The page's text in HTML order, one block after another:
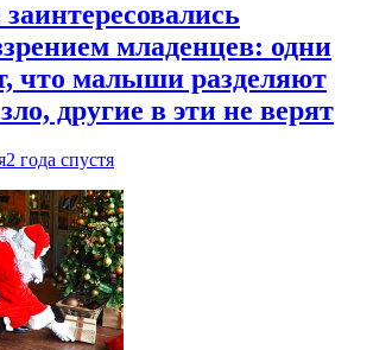
младенцев: одни
что малыши разделяют
другие в эти не верят
2 года спустя